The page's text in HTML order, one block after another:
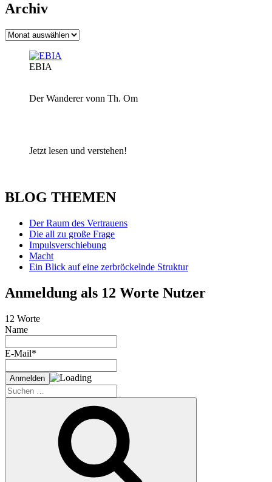
Archiv
Archiv
EBIA
Der Wanderer vonn Th. Om
Jetzt lesen und verstehen!
BLOG THEMEN
Der Raum des Vertrauens
Die all zu große Frage
Impulsverschiebung
Macht
Ein Blick auf eine zerbröckelnde Struktur
Anmeldung als 12 Worte Nutzer
12 Worte
Name
E-Mail*
Suche
nach: